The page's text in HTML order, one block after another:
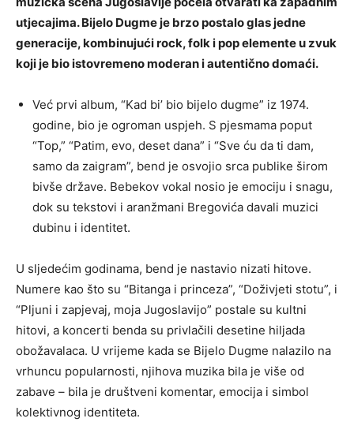
utjecajima. Bijelo Dugme je brzo postalo glas jedne
generacije, kombinujući rock, folk i pop elemente u zvuk
koji je bio istovremeno moderan i autentično domaći.
Već prvi album, “Kad bi’ bio bijelo dugme” iz 1974.
godine, bio je ogroman uspjeh. S pjesmama poput
“Top,” “Patim, evo, deset dana” i “Sve ću da ti dam,
samo da zaigram”, bend je osvojio srca publike širom
bivše države. Bebekov vokal nosio je emociju i snagu,
dok su tekstovi i aranžmani Bregovića davali muzici
dubinu i identitet.
U sljedećim godinama, bend je nastavio nizati hitove.
Numere kao što su “Bitanga i princeza”, “Doživjeti stotu”, i
“Pljuni i zapjevaj, moja Jugoslavijo” postale su kultni
hitovi, a koncerti benda su privlačili desetine hiljada
obožavalaca. U vrijeme kada se Bijelo Dugme nalazilo na
vrhuncu popularnosti, njihova muzika bila je više od
zabave – bila je društveni komentar, emocija i simbol
kolektivnog identiteta.